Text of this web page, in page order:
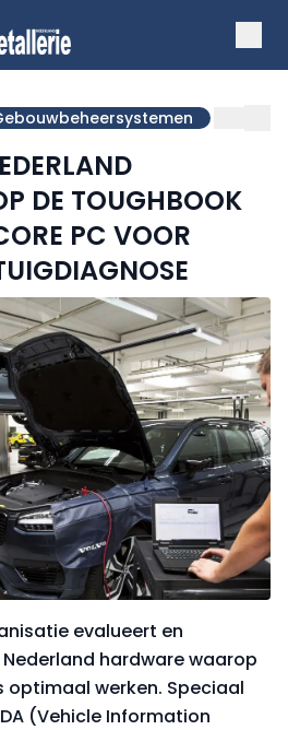
DE TOUGHBOOK
PC VOOR
evalueert en
hardware waarop
werken. Speciaal
(Vehicle Information